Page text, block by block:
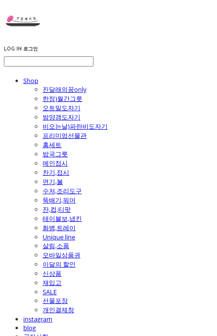
LOG IN 로그인
Shop
진달래의꿈only
한정)월간그릇
오트밀도자기
밤양갱도자기
비오는날)파란비도자기
프리미엄선물관
홈세트
밥국그릇
메인접시
찬기,접시
면기,볼
수저,조리도구
뚝배기,워머
잔,컵,티팟
테이블보,냅킨
화병,트레이
Unique line
살림,소품
모바일상품권
이달의 할인
신상품
재입고
SALE
선물포장
개인결제창
instagram
blog